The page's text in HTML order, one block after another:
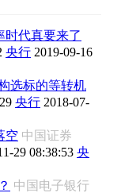
时代真要来了
央行 2019-09-16
选标的等转机
央行 2018-07-
空 中国证券
29 08:38:53 央
中国电子银行